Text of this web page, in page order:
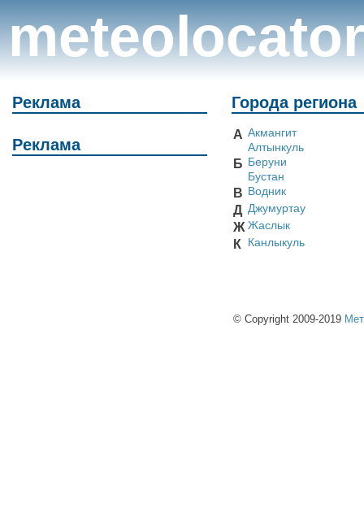
meteolocator
Реклама
Реклама
Города региона
А Акмангит
Алтынкуль
Б Беруни
Бустан
В Водник
Д Джумуртау
Ж Жаслык
К Канлыкуль
© Copyright 2009-2019